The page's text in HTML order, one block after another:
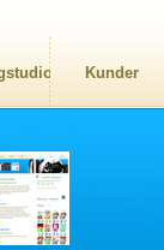
Kunder